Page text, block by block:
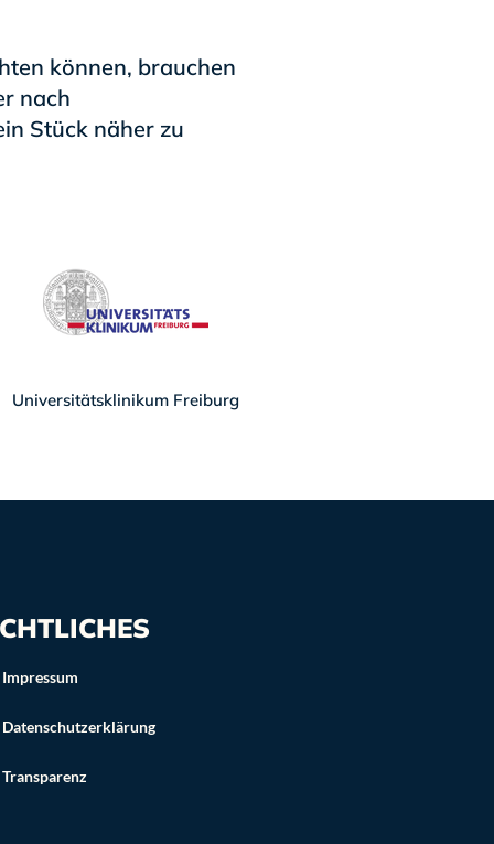
können, brauchen
nach
Stück näher zu
Universitätsklinikum Freiburg
Impressum
Datenschutzerklärung
Transparenz